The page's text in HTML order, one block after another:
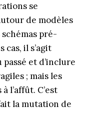
se
de modèles
pré-
cas, il s’agit
passé et d’inclure
; mais les
l’affût. C’est
la mutation de